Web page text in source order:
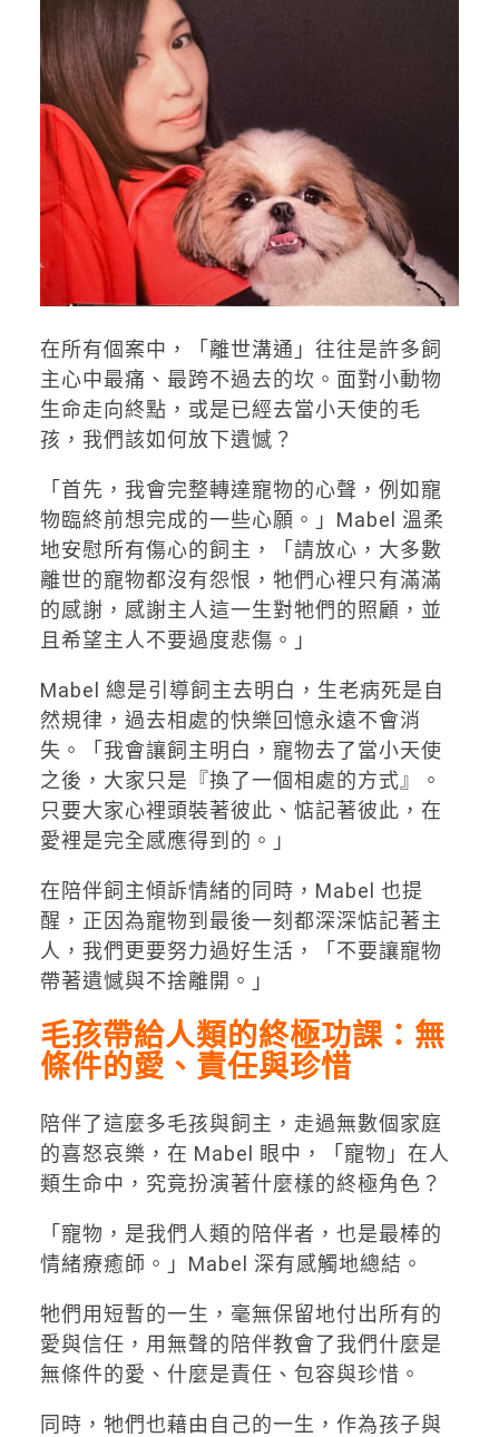
在所有個案中，「離世溝通」往往是許多飼
主心中最痛、最跨不過去的坎。面對小動物
生命走向終點，或是已經去當小天使的毛
孩，我們該如何放下遺憾？
「首先，我會完整轉達寵物的心聲，例如寵
物臨終前想完成的一些心願。」Mabel 溫柔
地安慰所有傷心的飼主，「請放心，大多數
離世的寵物都沒有怨恨，牠們心裡只有滿滿
的感謝，感謝主人這一生對牠們的照顧，並
且希望主人不要過度悲傷。」
Mabel 總是引導飼主去明白，生老病死是自
然規律，過去相處的快樂回憶永遠不會消
失。「我會讓飼主明白，寵物去了當小天使
之後，大家只是『換了一個相處的方式』。
只要大家心裡頭裝著彼此、惦記著彼此，在
愛裡是完全感應得到的。」
在陪伴飼主傾訴情緒的同時，Mabel 也提
醒，正因為寵物到最後一刻都深深惦記著主
人，我們更要努力過好生活，「不要讓寵物
帶著遺憾與不捨離開。」
毛孩帶給人類的終極功課：無
條件的愛、責任與珍惜
陪伴了這麼多毛孩與飼主，走過無數個家庭
的喜怒哀樂，在 Mabel 眼中，「寵物」在人
類生命中，究竟扮演著什麼樣的終極角色？
「寵物，是我們人類的陪伴者，也是最棒的
情緒療癒師。」Mabel 深有感觸地總結。
牠們用短暫的一生，毫無保留地付出所有的
愛與信任，用無聲的陪伴教會了我們什麼是
無條件的愛、什麼是責任、包容與珍惜。
同時，牠們也藉由自己的一生，作為孩子與